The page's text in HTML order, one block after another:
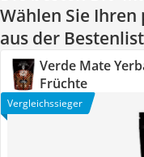
Wählen Sie
aus der
Verde Mate
Früchte
Vergleichssieger